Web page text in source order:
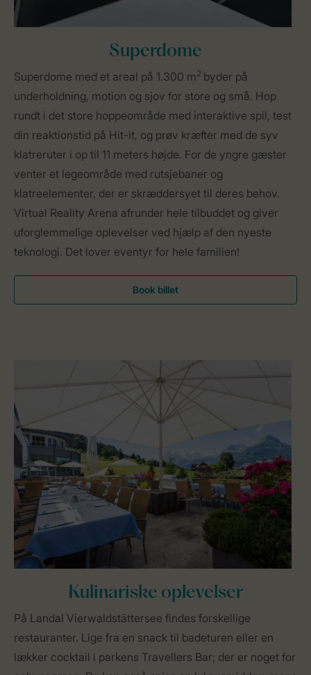
Superdome
Superdome med et areal på 1.300 m2 byder på
underholdning, motion og sjov for store og små. Hop
rundt i det store hoppeområde med interaktive spil, test
din reaktionstid på Hit-it, og prøv kræfter med de syv
klatreruter i op til 11 meters højde. For de yngre gæster
venter et legeområde med rutsjebaner og
klatreelementer, der er skræddersyet til deres behov.
Virtual Reality Arena afrunder hele tilbuddet og giver
uforglemmelige oplevelser ved hjælp af den nyeste
teknologi. Det lover eventyr for hele familien!
Book billet
Kulinariske oplevelser
På Landal Vierwaldstättersee findes forskellige
restauranter. Lige fra en snack til badeturen eller en
lækker cocktail i parkens Travellers Bar; der er noget for